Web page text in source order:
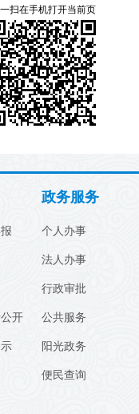
扫在手机打开当前页
开
政务服务
个人办事
法人办事
行政审批
公共服务
阳光政务
便民查询